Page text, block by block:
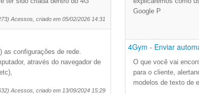
Acessos, criado em 05/02/2026 14:31
as configurações de rede.
através do navegador de
Acessos, criado em 13/09/2024 15:29
Google P
4Gym - Enviar
O que você vai
para o cliente,
modelos de texto de